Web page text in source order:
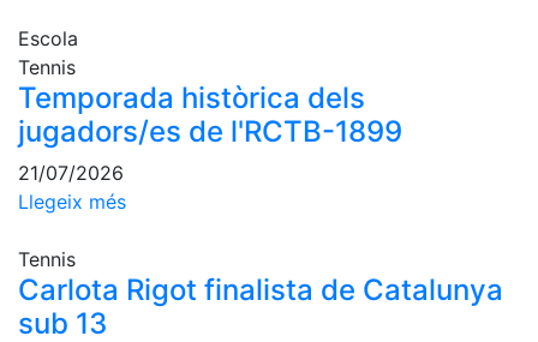
Escola
Tennis
Temporada històrica dels
jugadors/es de l'RCTB-1899
21/07/2026
Llegeix més
Tennis
Carlota Rigot finalista de Catalunya
sub 13